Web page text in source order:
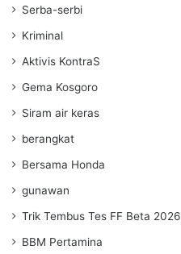
Serba-serbi
Kriminal
Aktivis KontraS
Gema Kosgoro
Siram air keras
berangkat
Bersama Honda
gunawan
Trik Tembus Tes FF Beta 2026
BBM Pertamina